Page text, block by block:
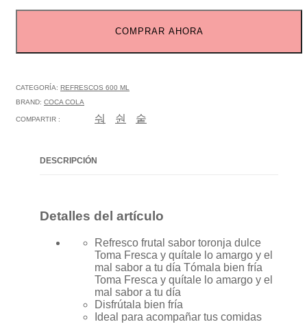
COMPRAR AHORA
CATEGORÍA: REFRESCOS 600 ML
BRAND: COCA COLA
COMPARTIR :
DESCRIPCIÓN
Detalles del artículo
Refresco frutal sabor toronja dulce
Toma Fresca y quítale lo amargo y el
mal sabor a tu día Tómala bien fría
Toma Fresca y quítale lo amargo y el
mal sabor a tu día
Disfrútala bien fría
Ideal para acompañar tus comidas